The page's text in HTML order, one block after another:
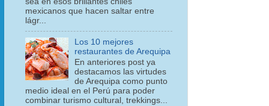
mexicanos que hacen saltar entre
lágr...
Los 10 mejores
restaurantes de Arequipa
En anteriores post ya
destacamos las virtudes
de Arequipa como punto
medio ideal en el Perú para poder
combinar turismo cultural, trekkings...